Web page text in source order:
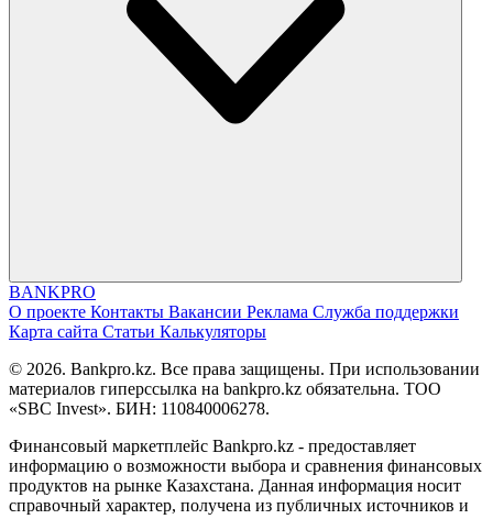
BANKPRO
О проекте Контакты Вакансии Реклама Служба поддержки
Карта сайта Статьи Калькуляторы
© 2026. Bankpro.kz. Все права защищены. При использовании
материалов гиперссылка на bankpro.kz обязательна. ТОО
«SBC Invest». БИН: 110840006278.
Финансовый маркетплейс Bankpro.kz - предоставляет
информацию о возможности выбора и сравнения финансовых
продуктов на рынке Казахстана. Данная информация носит
справочный характер, получена из публичных источников и